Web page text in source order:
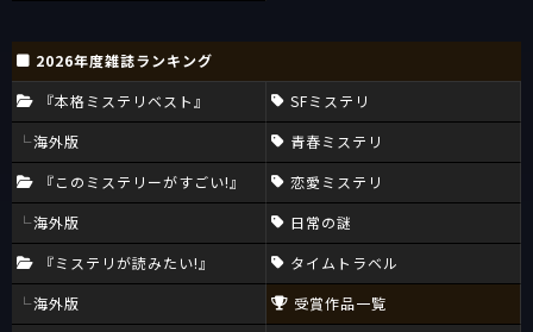
2026年度雑誌ランキング
『本格ミステリベスト』
海外版
『このミステリーがすごい!』
海外版
『ミステリが読みたい!』
海外版
SFミステリ
青春ミステリ
恋愛ミステリ
日常の謎
タイムトラベル
受賞作品一覧